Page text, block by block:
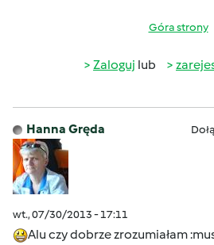
Góra strony
Zaloguj lub
Hanna Gręda
wt., 07/30/2013 - 17:11
Alu czy dobrze zrozumiałam